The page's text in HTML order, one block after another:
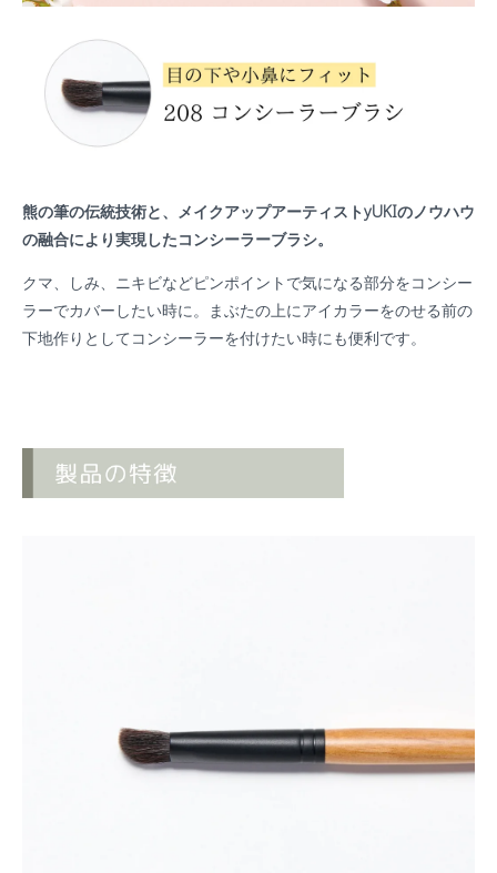
熊の筆の伝統技術と、メイクアップアーティストyUKIのノウハウ
の融合により実現したコンシーラーブラシ。
クマ、しみ、ニキビなどピンポイントで気になる部分をコンシー
ラーでカバーしたい時に。まぶたの上にアイカラーをのせる前の
下地作りとしてコンシーラーを付けたい時にも便利です。